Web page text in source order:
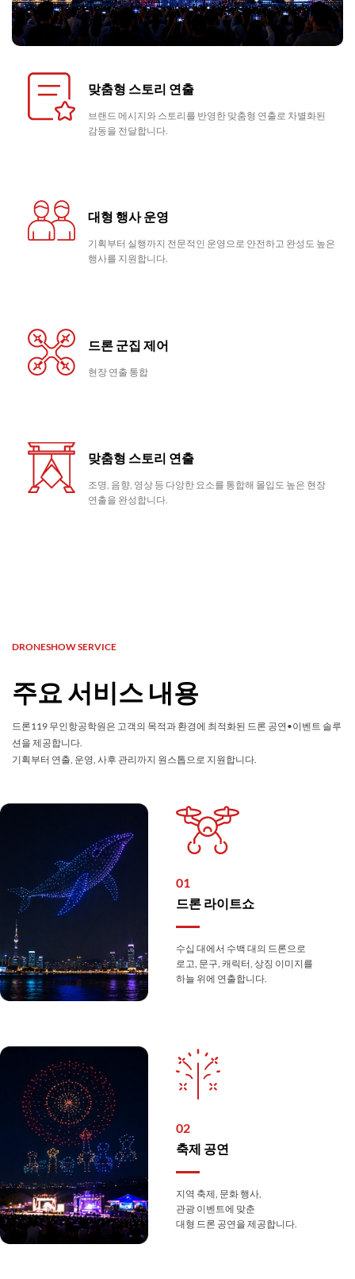
맞춤형 스토리 연출
브랜드 메시지와 스토리를 반영한 맞춤형 연출로 차별화된
감동을 전달합니다.
대형 행사 운영
기획부터 실행까지 전문적인 운영으로 안전하고 완성도 높은
행사를 지원합니다.
드론 군집 제어
현장 연출 통합
맞춤형 스토리 연출
조명, 음향, 영상 등 다앙한 요소를 통합해 몰입도 높은 현장
연출을 완성합니다.
DRONESHOW SERVICE
주요 서비스 내용
드론119 무인항공학원은 고객의 목적과 환경에 최적화된 드론 공연•이벤트 솔루
션을 제공합니다.
기획부터 연출, 운영, 사후 관리까지 원스톱으로 지원합니다.
01
드론 라이트쇼
수십 대에서 수백 대의 드론으로
로고, 문구, 캐릭터, 상징 이미지를
하늘 위에 연출합니다.
02
축제 공연
지역 축제, 문화 행사,
관광 이벤트에 맞춘
대형 드론 공연을 제공합니다.